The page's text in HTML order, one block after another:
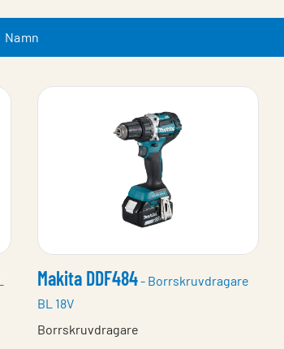
Namn
Makita DDF484- Borrskruvdragare
BL 18V
Borrskruvdragare